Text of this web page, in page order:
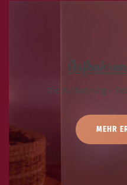
Die Aufbahrung –
MEHR